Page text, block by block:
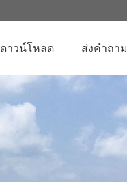
ดาวน์โหลด ส่งคำถาม